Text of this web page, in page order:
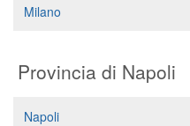
Segreteria virtuale
Milano
Provincia di Napoli
Napoli